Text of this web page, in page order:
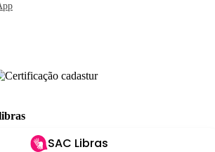
SAC Libras